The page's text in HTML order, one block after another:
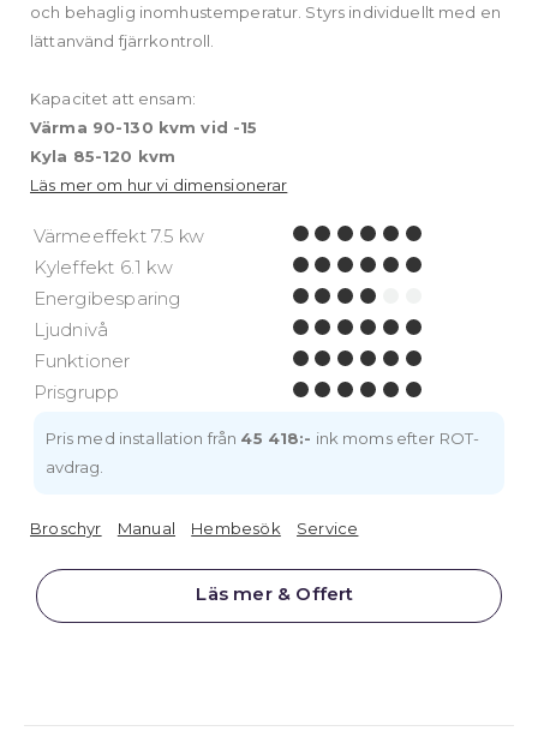
och behaglig inomhustemperatur. Styrs individuellt med en
lättanvänd fjärrkontroll.
Kapacitet att ensam:
Värma 90-130 kvm vid -15
Kyla 85-120 kvm
Läs mer om hur vi dimensionerar
Värmeeffekt 7.5 kw
Kyleffekt 6.1 kw
Energibesparing
Ljudnivå
Funktioner
Prisgrupp
Pris med installation från 45 418:- ink moms efter ROT-
avdrag.
Broschyr Manual Hembesök Service
Läs mer & Offert